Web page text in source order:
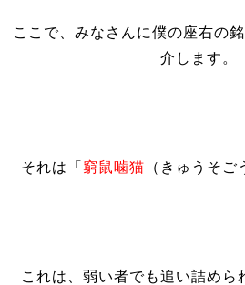
ここで、みなさんに僕の座右の
介します。
それは「 窮鼠噛猫 （きゅうそご
これは、弱い者でも追い詰めら